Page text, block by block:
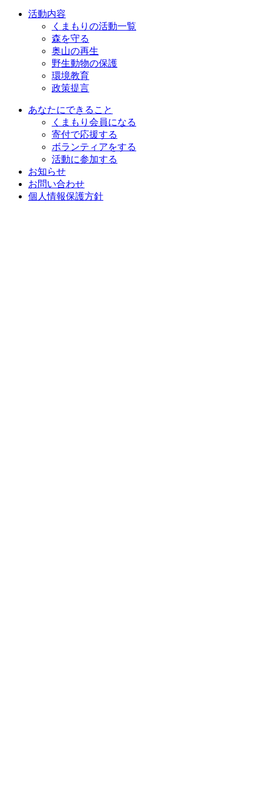
活動内容
くまもりの活動一覧
森を守る
奥山の再生
野生動物の保護
環境教育
政策提言
あなたにできること
くまもり会員になる
寄付で応援する
ボランティアをする
活動に参加する
お知らせ
お問い合わせ
個人情報保護方針